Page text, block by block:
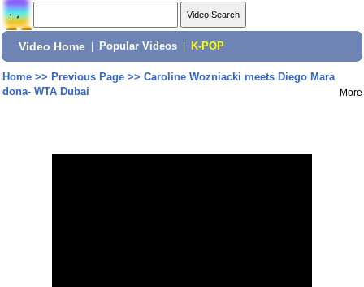
Video Home Popular Videos K-POP
Home>> Previous Page>> Caroline Wozniacki meets Diego Mara
dona- WTA Dubai
More